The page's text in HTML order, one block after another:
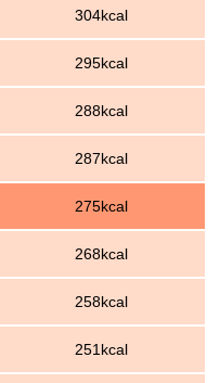
304kcal
295kcal
288kcal
287kcal
275kcal
268kcal
258kcal
251kcal